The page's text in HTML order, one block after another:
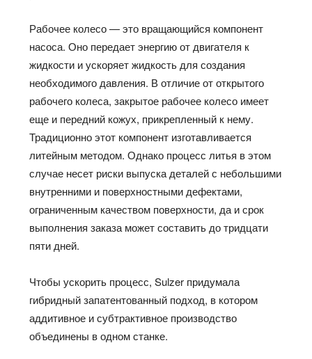
Рабочее колесо — это вращающийся компонент
насоса. Оно передает энергию от двигателя к
жидкости и ускоряет жидкость для создания
необходимого давления. В отличие от открытого
рабочего колеса, закрытое рабочее колесо имеет
еще и передний кожух, прикрепленный к нему.
Традиционно этот компонент изготавливается
литейным методом. Однако процесс литья в этом
случае несет риски выпуска деталей с небольшими
внутренними и поверхностными дефектами,
ограниченным качеством поверхности, да и срок
выполнения заказа может составить до тридцати
пяти дней.
Чтобы ускорить процесс, Sulzer придумала
гибридный запатентованный подход, в котором
аддитивное и субтрактивное производство
объединены в одном станке.